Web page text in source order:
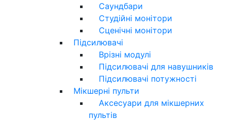
Саундбари
Студійні монітори
Сценічні монітори
Підсилювачі
Врізні модулі
Підсилювачі для навушників
Підсилювачі потужності
Мікшерні пульти
Аксесуари для мікшерних
пультів